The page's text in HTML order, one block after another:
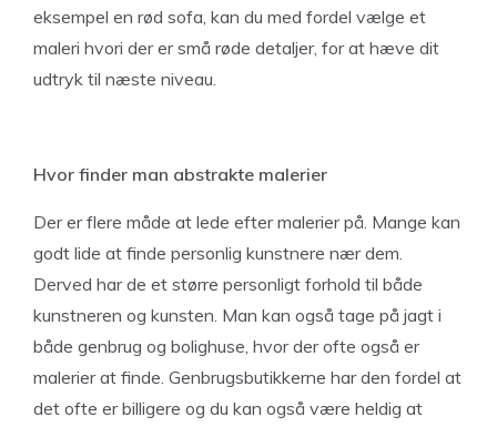
eksempel en rød sofa, kan du med fordel vælge et
maleri hvori der er små røde detaljer, for at hæve dit
udtryk til næste niveau.
Hvor finder man abstrakte malerier
Der er flere måde at lede efter malerier på. Mange kan
godt lide at finde personlig kunstnere nær dem.
Derved har de et større personligt forhold til både
kunstneren og kunsten. Man kan også tage på jagt i
både genbrug og bolighuse, hvor der ofte også er
malerier at finde. Genbrugsbutikkerne har den fordel at
det ofte er billigere og du kan også være heldig at